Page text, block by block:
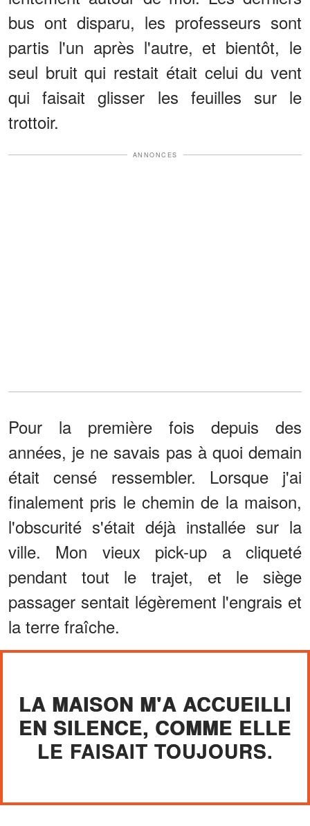
bus ont disparu, les professeurs sont
partis l'un après l'autre, et bientôt, le
seul bruit qui restait était celui du vent
qui faisait glisser les feuilles sur le
trottoir.
ANNONCES
Pour la première fois depuis des
années, je ne savais pas à quoi demain
était censé ressembler. Lorsque j'ai
finalement pris le chemin de la maison,
l'obscurité s'était déjà installée sur la
ville. Mon vieux pick-up a cliqueté
pendant tout le trajet, et le siège
passager sentait légèrement l'engrais et
la terre fraîche.
LA MAISON M'A ACCUEILLI
EN SILENCE, COMME ELLE
LE FAISAIT TOUJOURS.